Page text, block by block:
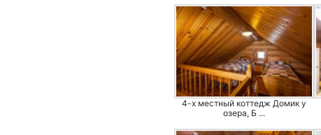
4-х местный коттедж Домик у
озера, Б ...